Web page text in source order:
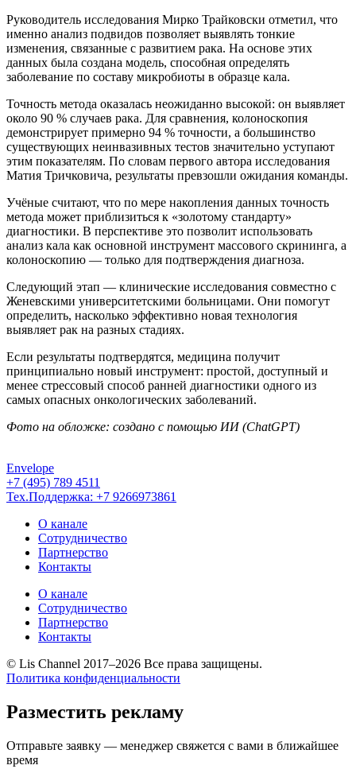
Руководитель исследования Мирко Трайковски отметил, что
именно анализ подвидов позволяет выявлять тонкие
изменения, связанные с развитием рака. На основе этих
данных была создана модель, способная определять
заболевание по составу микробиоты в образце кала.
Точность метода оказалась неожиданно высокой: он выявляет
около 90 % случаев рака. Для сравнения, колоноскопия
демонстрирует примерно 94 % точности, а большинство
существующих неинвазивных тестов значительно уступают
этим показателям. По словам первого автора исследования
Матия Тричковича, результаты превзошли ожидания команды.
Учёные считают, что по мере накопления данных точность
метода может приблизиться к «золотому стандарту»
диагностики. В перспективе это позволит использовать
анализ кала как основной инструмент массового скрининга, а
колоноскопию — только для подтверждения диагноза.
Следующий этап — клинические исследования совместно с
Женевскими университетскими больницами. Они помогут
определить, насколько эффективно новая технология
выявляет рак на разных стадиях.
Если результаты подтвердятся, медицина получит
принципиально новый инструмент: простой, доступный и
менее стрессовый способ ранней диагностики одного из
самых опасных онкологических заболеваний.
Фото на обложке: создано с помощью ИИ (ChatGPT)
Envelope
+7 (495) 789 4511
Тех.Поддержка: +7 9266973861
О канале
Сотрудничество
Партнерство
Контакты
О канале
Сотрудничество
Партнерство
Контакты
© Lis Channel 2017–2026 Все права защищены.
Политика конфиденциальности
Разместить рекламу
Отправьте заявку — менеджер свяжется с вами в ближайшее
время